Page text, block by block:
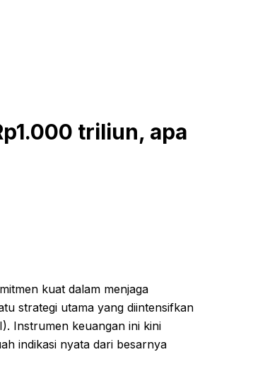
triliun, apa
kuat dalam menjaga
strategi utama yang diintensifkan
Instrumen keuangan ini kini
indikasi nyata dari besarnya